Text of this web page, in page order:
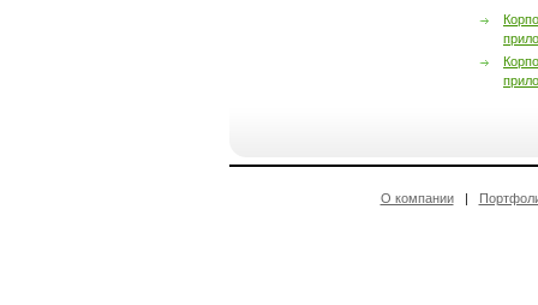
О компании|